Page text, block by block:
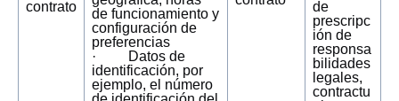
contrato
de funcionamiento y
configuración de
preferencias
· Datos de
identificación, por
ejemplo, el número
de
prescripc
ión de
responsa
bilidades
legales,
contractu